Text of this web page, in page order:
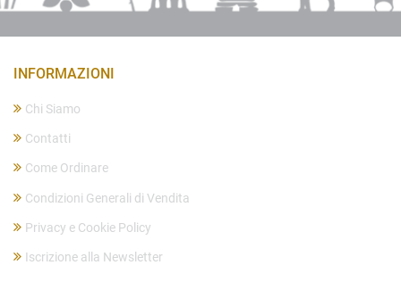
INFORMAZIONI
Chi Siamo
Contatti
Come Ordinare
Condizioni Generali di Vendita
Privacy e Cookie Policy
Iscrizione alla Newsletter